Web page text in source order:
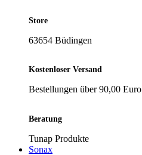
Store
63654 Büdingen
Kostenloser Versand
Bestellungen über 90,00 Euro
Beratung
Tunap Produkte
Sonax